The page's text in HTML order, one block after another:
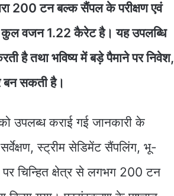
200 टन बल्क सैंपल के परीक्षण एवं
कुल वजन 1.22 कैरेट है। यह उपलब्धि
है तथा भविष्य में बड़े पैमाने पर निवेश,
बन सकती है।
को उपलब्ध कराई गई जानकारी के
स्ट्रीम सेडिमेंट सैंपलिंग, भू-
चिन्हित क्षेत्र से लगभग 200 टन